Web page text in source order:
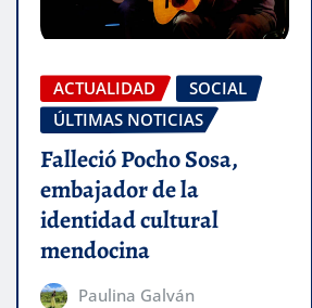
ACTUALIDAD
SOCIAL
ÚLTIMAS NOTICIAS
Falleció Pocho Sosa,
embajador de la
identidad cultural
mendocina
Paulina Galván